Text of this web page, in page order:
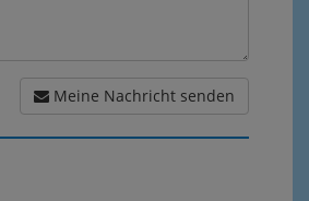
Meine Nachricht senden